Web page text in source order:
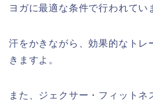
ヨガに最適な条件で行われてい
汗をかきながら、効果的なトレ
きますよ。
また、ジェクサー・フィットネ